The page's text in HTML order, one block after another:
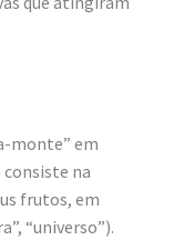
monte” em
consiste na
frutos, em
“universo”).